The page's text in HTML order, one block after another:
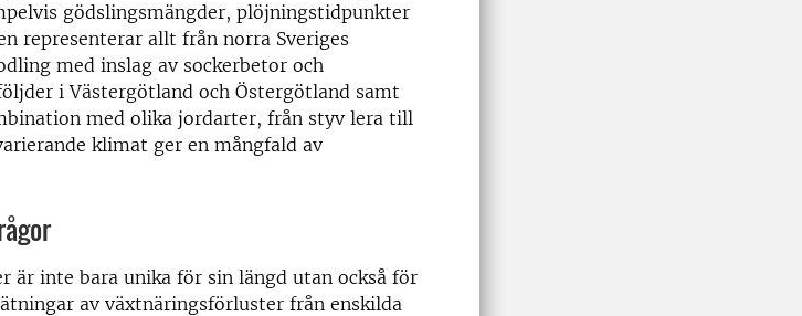
gödslingsmängder, plöjningstidpunkter
representerar allt från norra Sveriges
med inslag av sockerbetor och
i Västergötland och Östergötland samt
med olika jordarter, från styv lera till
klimat ger en mångfald av
är inte bara unika för sin längd utan också för
av växtnäringsförluster från enskilda